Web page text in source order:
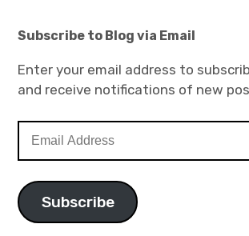
Subscribe to Blog via Email
Enter your email address to
and receive notifications of new
Address
Subscribe